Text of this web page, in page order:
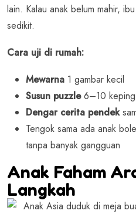
lain. Kalau anak belum mahir,
sedikit.
Cara uji di rumah:
Mewarna 1 gambar kecil
Susun puzzle6–10 keping
Dengar cerita pendek
Tengok sama ada anak
tanpa banyak gangguan
Anak Faham
Langkah